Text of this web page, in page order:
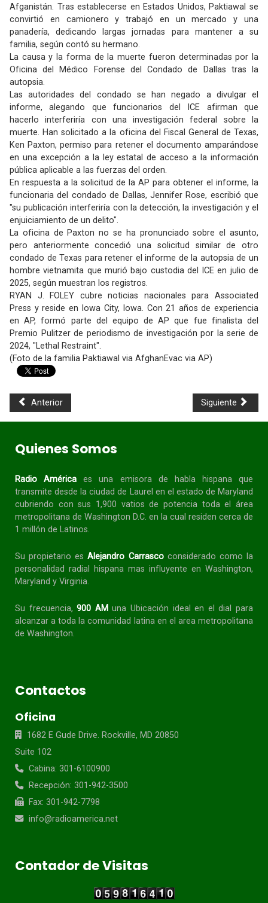
Afganistán. Tras establecerse en Estados Unidos, Paktiawal se
convirtió en camionero y trabajó en un mercado y una
panadería, dedicando largas jornadas para mantener a su
familia, según contó su hermano.
La causa y la forma de la muerte fueron determinadas por la
Oficina del Médico Forense del Condado de Dallas tras la
autopsia.
Las autoridades del condado se han negado a divulgar el
informe, alegando que funcionarios del ICE afirman que
hacerlo interferiría con una investigación federal sobre la
muerte. Han solicitado a la oficina del Fiscal General de Texas,
Ken Paxton, permiso para retener el documento amparándose
en una excepción a la ley estatal de acceso a la información
pública aplicable a las fuerzas del orden.
En respuesta a la solicitud de la AP para obtener el informe, la
funcionaria del condado de Dallas, Jennifer Rose, escribió que
"su publicación interferiría con la detección, la investigación y el
enjuiciamiento de un delito".
La oficina de Paxton no se ha pronunciado sobre el asunto,
pero anteriormente concedió una solicitud similar de otro
condado de Texas para retener el informe de la autopsia de un
hombre vietnamita que murió bajo custodia del ICE en julio de
2025, según muestran los registros.
RYAN J. FOLEY cubre noticias nacionales para Associated
Press y reside en Iowa City, Iowa. Con 21 años de experiencia
en AP, formó parte del equipo de AP que fue finalista del
Premio Pulitzer de periodismo de investigación por la serie de
2024, "Lethal Restraint".
(Foto de la familia Paktiawal via AfghanEvac via AP)
Anterior Siguiente
Quienes Somos
Radio América es una emisora de habla hispanaque
transmite desde la ciudad de Laurel en el estado de Maryland
cubriendo con sus 1,900 vatios de potencia toda el área
metropolitana de Washington D.C. en la cual residen cerca de
1 millón de Latinos.
Su propietario esAlejandro Carrascoconsiderado como la
personalidad radial
hispana mas influyente en Washington,
Maryland y Virginia.
Su frecuencia, 900 AM una Ubicación ideal en el dial para
alcanzar a toda lacomunidad latina en el area metropolitana
de Washington.
Contactos
Oficina
1682 E Gude Drive. Rockville, MD 20850
Suite 102
Cabina: 301-6100900
Recepción: 301-942-3500
Fax: 301-942-7798
info@radioamerica.net
Contador de Visitas